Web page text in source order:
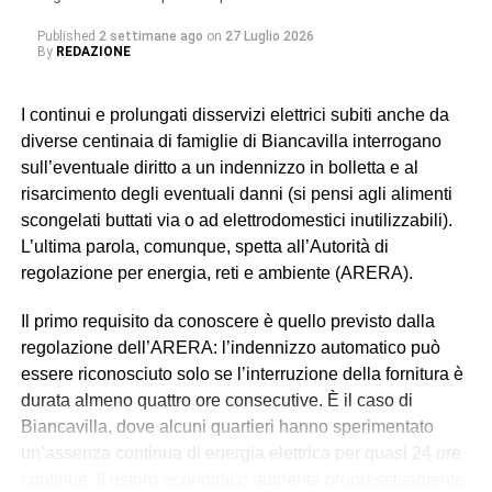
Published 2 settimane ago on 27 Luglio 2026
By REDAZIONE
I continui e prolungati disservizi elettrici subiti anche da
diverse centinaia di famiglie di Biancavilla interrogano
sull’eventuale diritto a un indennizzo in bolletta e al
risarcimento degli eventuali danni (si pensi agli alimenti
scongelati buttati via o ad elettrodomestici inutilizzabili).
L’ultima parola, comunque, spetta all’Autorità di
regolazione per energia, reti e ambiente (ARERA).
Il primo requisito da conoscere è quello previsto dalla
regolazione dell’ARERA: l’indennizzo automatico può
essere riconosciuto solo se l’interruzione della fornitura è
durata almeno quattro ore consecutive. È il caso di
Biancavilla, dove alcuni quartieri hanno sperimentato
un’assenza continua di energia elettrica per quasi 24 ore